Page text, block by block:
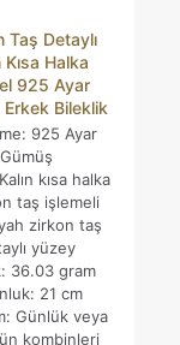
adım, e-posta
Taş Detaylı
Kısa Halka
925 Ayar
Erkek Bileklik
925 Ayar
Gümüş
kısa halka
taş işlemeli
zirkon taş
yüzey
36.03 gram
21 cm
Günlük veya
kombinleri